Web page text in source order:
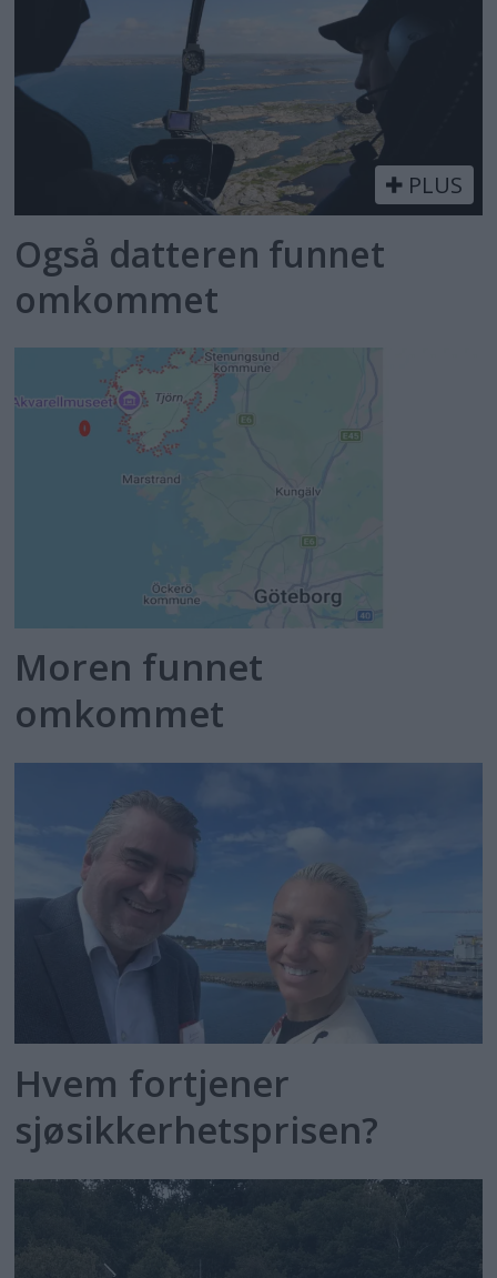
PLUS
Også datteren funnet
omkommet
Moren funnet
omkommet
Hvem fortjener
sjøsikkerhetsprisen?